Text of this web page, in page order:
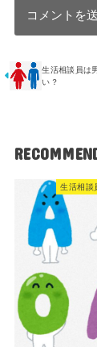
生活相談員は
い？
生活相談